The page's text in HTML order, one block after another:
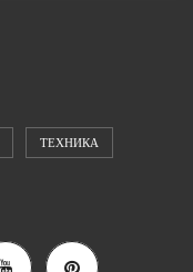
ТЕХНИКА